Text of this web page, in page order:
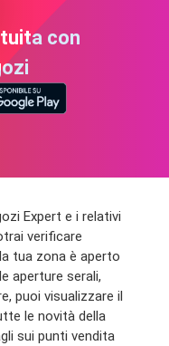
con
Expert e i relativi
verificare
tua zona è aperto
aperture serali,
puoi visualizzare il
le novità della
sui punti vendita